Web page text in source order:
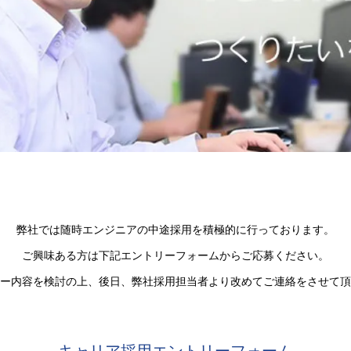
弊社では随時エンジニアの中途採用を積極的に行っております。
ご興味ある方は下記エントリーフォームからご応募ください。
内容を検討の上、後日、弊社採用担当者より改めてご連絡をさせて